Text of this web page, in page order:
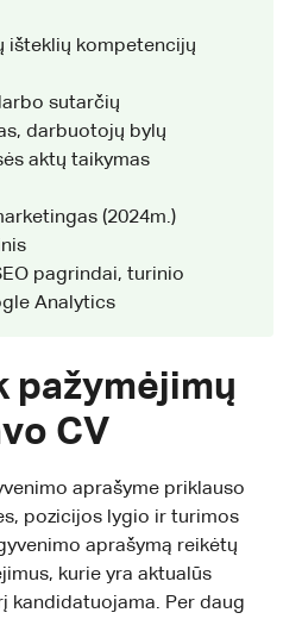
išteklių kompetencijų
sutarčių
darbuotojų bylų
aktų taikymas
(2024m.)
pagrindai, turinio
Analytics
pažymėjimų
CV
aprašyme priklauso
pozicijos lygio ir turimos
aprašymą reikėtų
kurie yra aktualūs
kandidatuojama. Per daug